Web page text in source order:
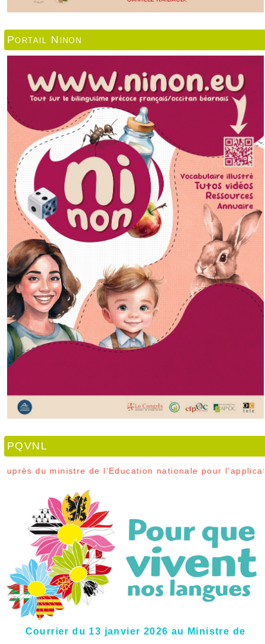
Portail Ninon
PQVNL
de l’Education nationale pour l’application des
Courrier du 13 janvier 2026 au Ministre de